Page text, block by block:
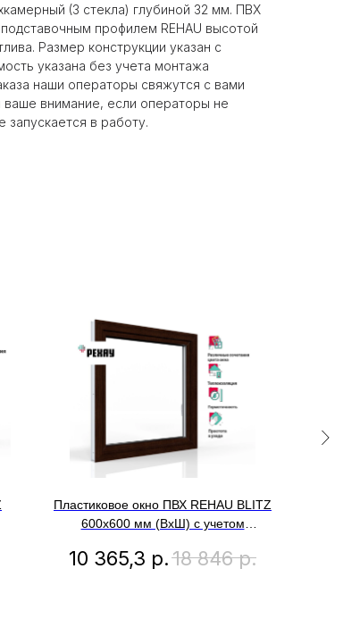
(3 стекла) глубиной 32 мм. ПВХ
профилем REHAU высотой
Размер конструкции указан c
указана без учета монтажа
наши операторы свяжутся с вами
внимание, если операторы не
запускается в работу.
Пластиковое окно ПВХ REHAU BLITZ
600х600 мм (ВхШ) с учетом
одностворчатое, поворотно-откидное
10 365,3 р.18 846 р.